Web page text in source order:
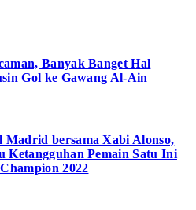
Banyak Banget Hal
Gol ke Gawang Al-Ain
Madrid bersama Xabi Alonso,
Ketangguhan Pemain Satu Ini
2022